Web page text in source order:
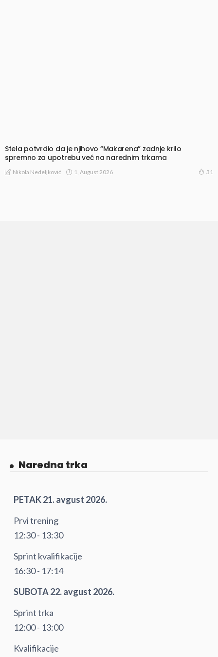
Stela potvrdio da je njihovo “Makarena” zadnje krilo
spremno za upotrebu već na narednim trkama
Nikola Nedeljković 1, August 2026 31
Naredna trka
PETAK 21. avgust 2026.
Prvi trening
12:30 - 13:30
Sprint kvalifikacije
16:30 - 17:14
SUBOTA 22. avgust 2026.
Sprint trka
12:00 - 13:00
Kvalifikacije